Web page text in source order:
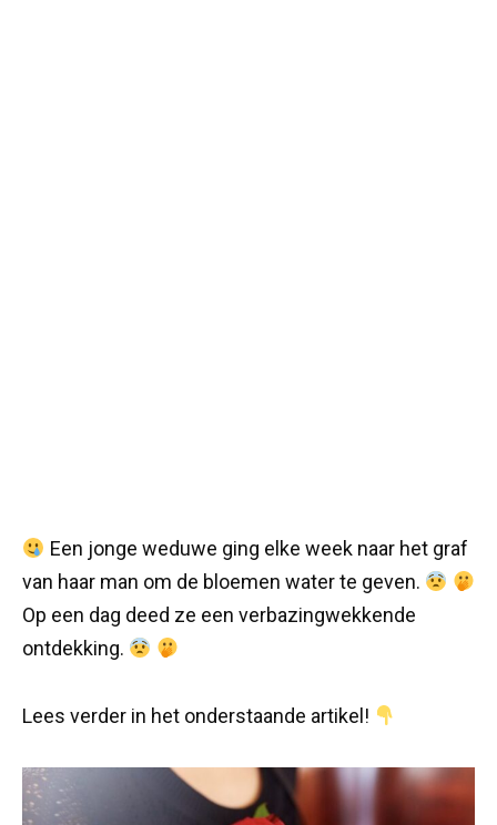
Een jonge weduwe ging elke week naar het graf
van haar man om de bloemen water te geven.
Op een dag deed ze een verbazingwekkende
ontdekking.
Lees verder in het onderstaande artikel!